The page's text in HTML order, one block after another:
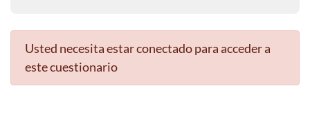
Usted necesita estar conectado para acceder a
este cuestionario